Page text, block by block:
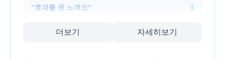
"효과를 못 느껴요" 3
더보기 자세히보기